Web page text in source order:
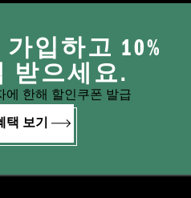
입하고 10%
받으세요.
에 한해 할인쿠폰 발급
택 보기